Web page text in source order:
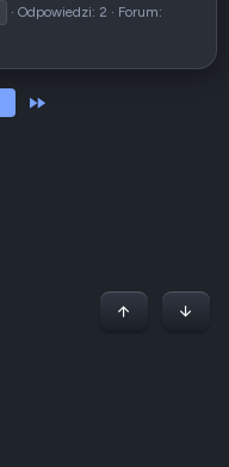
Odpowiedzi: 2
Forum:
PoczątekDół